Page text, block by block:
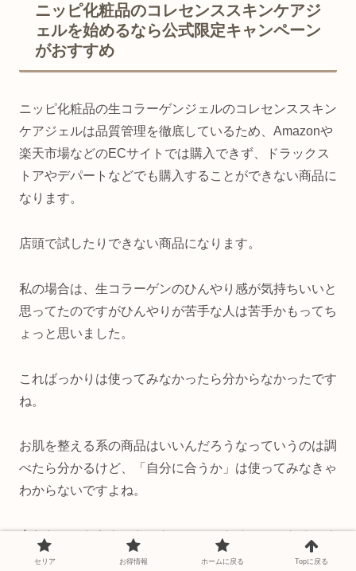
ニッピ化粧品のコレセンススキンケアジ
ェルを始めるなら公式限定キャンペーン
がおすすめ
ニッピ化粧品の生コラーゲンジェルのコレセンススキン
ケアジェルは品質管理を徹底しているため、Amazonや
楽天市場などのECサイトでは購入できず、ドラックス
トアやデパートなどでも購入することができない商品に
なります。
店頭で試したりできない商品になります。
私の場合は、生コラーゲンのひんやり感が気持ちいいと
思ってたのですがひんやりが苦手な人は苦手かもってち
ょっと思いました。
こればっかりは使ってみなかったら分からなかったです
ね。
お肌を整える系の商品はいいんだろうなっていうのは調
べたら分かるけど、「自分に合うか」は使ってみなきゃ
わからないですよね。
合わなかったらもったいないことになるので、なるべく
お試しから始めて合うかどうかしっかりチェックしてま
セリア お得情報 ホームに戻る Topに戻る